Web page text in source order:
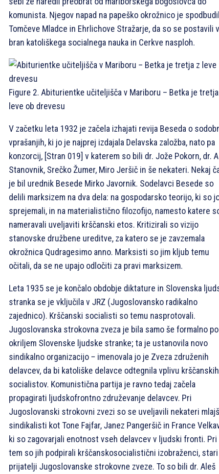
komunista. Njegov napad na papeško okrožnico je
Tomčeve Mladce in Ehrlichove Stražarje, da so se postavili v
bran katoliškega socialnega nauka in Cerkve nasploh.
Figure 2. Abiturientke učiteljišča v Mariboru – Betka je
leve ob drevesu
V začetku leta 1932 je začela izhajati revija Beseda o
vprašanjih, ki jo je najprej izdajala Delavska založba, nato pa
konzorcij, [Stran 019] v katerem so bili dr. Jože Pokorn, dr.
Stanovnik, Srečko Žumer, Miro Jeršič in še nekateri. Nekaj
je bil urednik Besede Mirko Javornik. Sodelavci Besede so
delili marksizem na dva dela: na gospodarsko teorijo, ki so
sprejemali, in na materialistično filozofijo, namesto katere
nameravali uveljaviti krščanski etos. Kritizirali so vizijo
stanovske družbene ureditve, za katero se je zavzemala
okrožnica Qudragesimo anno. Marksisti so jim kljub temu
očitali, da se ne upajo odločiti za pravi marksizem.
Leta 1935 se je končalo obdobje diktature in Slovenska
stranka se je vključila v JRZ (Jugoslovansko radikalno
zajednico). Krščanski socialisti so temu nasprotovali.
Jugoslovanska strokovna zveza je bila samo še formalno
okriljem Slovenske ljudske stranke; ta je ustanovila novo
sindikalno organizacijo – imenovala jo je Zveza združenih
delavcev, da bi katoliške delavce odtegnila vplivu krščanskih
socialistov. Komunistična partija je ravno tedaj začela
propagirati ljudskofrontno združevanje delavcev. Pri
Jugoslovanski strokovni zvezi so se uveljavili nekateri
sindikalisti kot Tone Fajfar, Janez Pangeršič in France
ki so zagovarjali enotnost vseh delavcev v ljudski fronti. Pri
tem so jih podpirali krščanskosocialistični izobraženci, stari
prijatelji Jugoslovanske strokovne zveze. To so bili dr. Aleš